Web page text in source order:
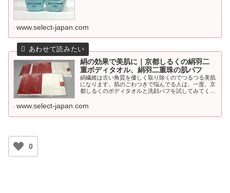
www.select-japan.com
絹の効果で美肌に｜京都しるくの絹羽二
重ボディタオル、絹羽二重珠の肌パフ
絹繊維は古い角質を優しく取り除くのでつるつる美肌
になります。肌のごわつきで悩んでる人は、一度、京
都しるくのボディタオルと洗顔パフを試してみてくだ
www.select-japan.com
0